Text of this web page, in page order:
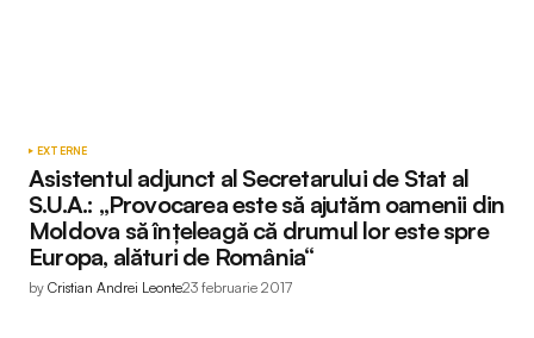
EXTERNE
Asistentul adjunct al Secretarului de Stat al
S.U.A.: „Provocarea este să ajutăm oamenii din
Moldova să înțeleagă că drumul lor este spre
Europa, alături de România“
by Cristian Andrei Leonte23 februarie 2017